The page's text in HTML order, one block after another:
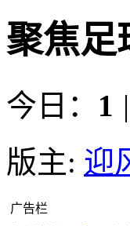
聚焦足
今日： 1 |
版主: 迎
广告栏